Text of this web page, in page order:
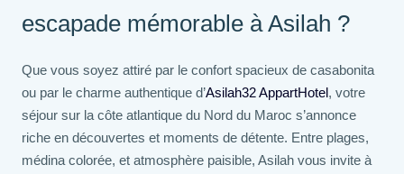
escapade mémorable à Asilah ?
Que vous soyez attiré par le confort spacieux de casabonita
ou par le charme authentique d’Asilah32 AppartHotel, votre
séjour sur la côte atlantique du Nord du Maroc s’annonce
riche en découvertes et moments de détente. Entre plages,
médina colorée, et atmosphère paisible, Asilah vous invite à